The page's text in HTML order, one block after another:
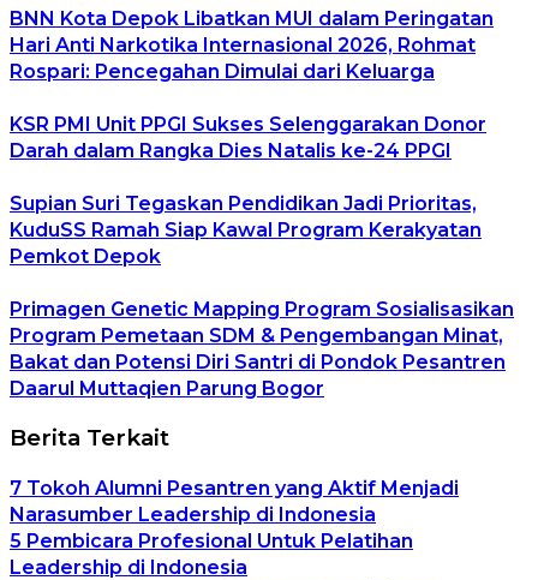
BNN Kota Depok Libatkan MUI dalam Peringatan
Hari Anti Narkotika Internasional 2026, Rohmat
Rospari: Pencegahan Dimulai dari Keluarga
KSR PMI Unit PPGI Sukses Selenggarakan Donor
Darah dalam Rangka Dies Natalis ke-24 PPGI
Supian Suri Tegaskan Pendidikan Jadi Prioritas,
KuduSS Ramah Siap Kawal Program Kerakyatan
Pemkot Depok
Primagen Genetic Mapping Program Sosialisasikan
Program Pemetaan SDM & Pengembangan Minat,
Bakat dan Potensi Diri Santri di Pondok Pesantren
Daarul Muttaqien Parung Bogor
Berita Terkait
7 Tokoh Alumni Pesantren yang Aktif Menjadi
Narasumber Leadership di Indonesia
5 Pembicara Profesional Untuk Pelatihan
Leadership di Indonesia